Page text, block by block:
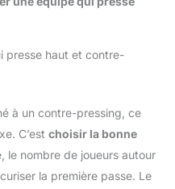
presse haut et contre-
à un contre-pressing, ce
C’est choisir la bonne
le nombre de joueurs autour
la première passe. Le